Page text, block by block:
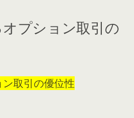
プション取引の
取引の優位性